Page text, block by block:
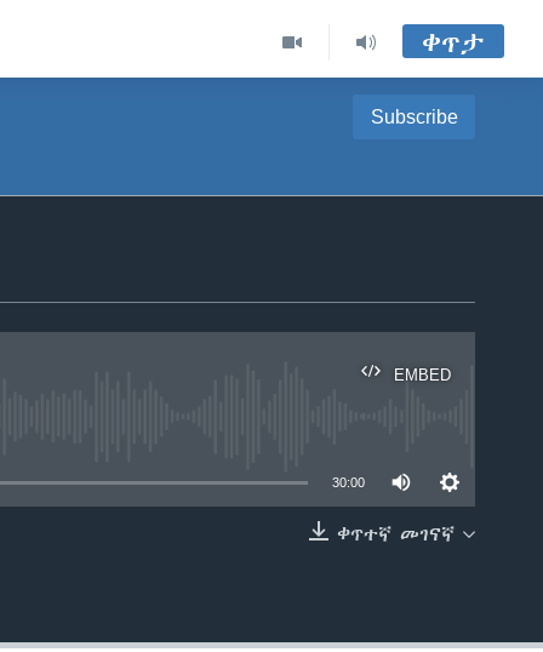
ቀጥታ
Subscribe
EMBED
30:00
ቀጥተኛ መገናኛ